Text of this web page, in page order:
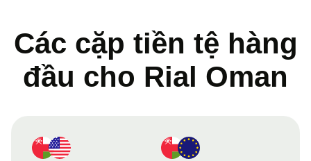
Các cặp tiền tệ hàng
đầu cho Rial Oman